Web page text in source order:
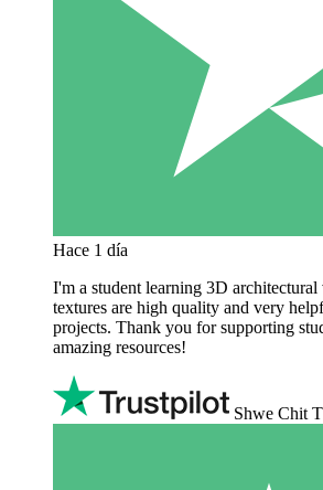
Hace 1 día
I'm a student learning 3D
textures are high quality and very
projects. Thank you for supporting
amazing resources!
Shwe Chit